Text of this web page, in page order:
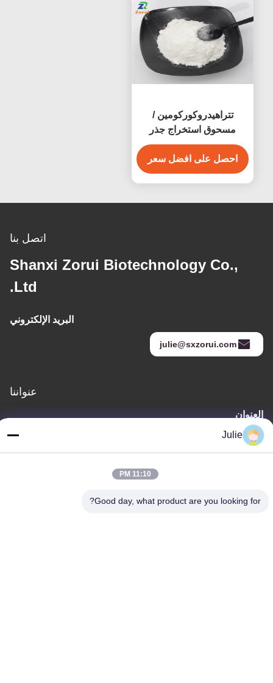
تتراهيدروكوركومين /
مسحوق استخراج جذر
الكركم CAS 36062-04-1
احصل على افضل سعر
اتصل بنا
Shanxi Zorui Biotechnology Co.,
Ltd.
البريد الإلكتروني
julie@sxzorui.com
عنواننا
العنوان
Julie
11:10 PM
Good day, what product are you looking for?